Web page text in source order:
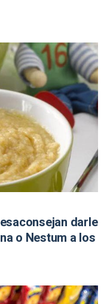
darle
o Nestum a los